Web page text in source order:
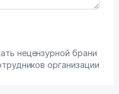
нецензурной брани
организации